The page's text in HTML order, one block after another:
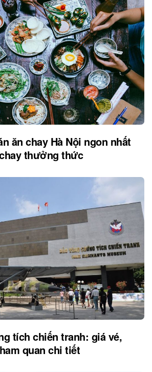
ăn chay Hà Nội ngon nhất
thưởng thức
tích chiến tranh: giá vé,
quan chi tiết